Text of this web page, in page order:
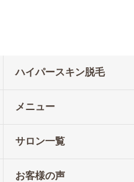
ハイパースキン脱毛
メニュー
サロン一覧
お客様の声